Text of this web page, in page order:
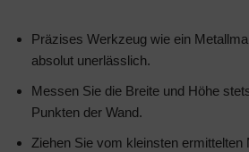
Präzises Werkzeug wie ein
absolut unerlässlich.
Messen Sie die Breite und Höhe
Punkten der Wand.
Ziehen Sie vom kleinsten ermittelten